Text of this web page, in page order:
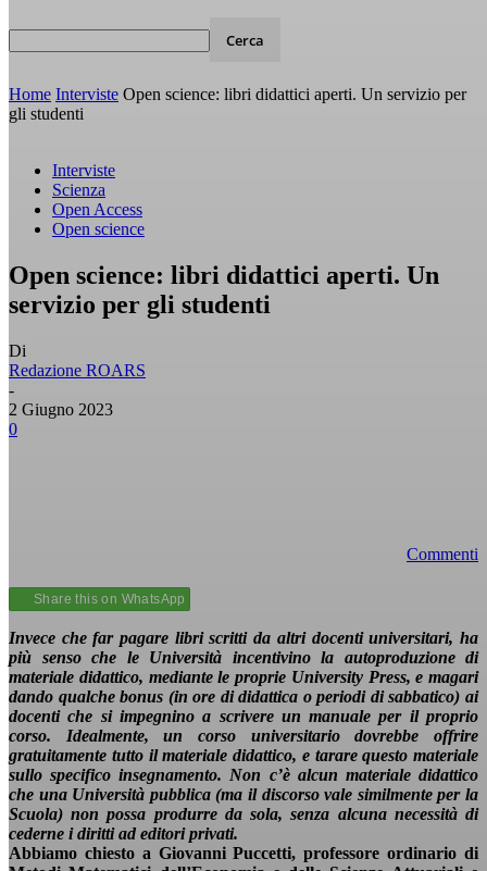
Home Interviste Open science: libri didattici aperti. Un servizio per
gli studenti
Interviste
Scienza
Open Access
Open science
Open science: libri didattici aperti. Un
servizio per gli studenti
Di
Redazione ROARS
-
2 Giugno 2023
0
Commenti
Share this on WhatsApp
Invece che far pagare libri scritti da altri docenti universitari, ha
più senso che le Università incentivino la autoproduzione di
materiale didattico, mediante le proprie University Press, e magari
dando qualche bonus (in ore di didattica o periodi di sabbatico) ai
docenti che si impegnino a scrivere un manuale per il proprio
corso. Idealmente, un corso universitario dovrebbe offrire
gratuitamente tutto il materiale didattico, e tarare questo materiale
sullo specifico insegnamento. Non c’è alcun materiale didattico
che una Università pubblica (ma il discorso vale similmente per la
Scuola) non possa produrre da sola, senza alcuna necessità di
cederne i diritti ad editori privati.
Abbiamo chiesto a Giovanni Puccetti, professore ordinario di